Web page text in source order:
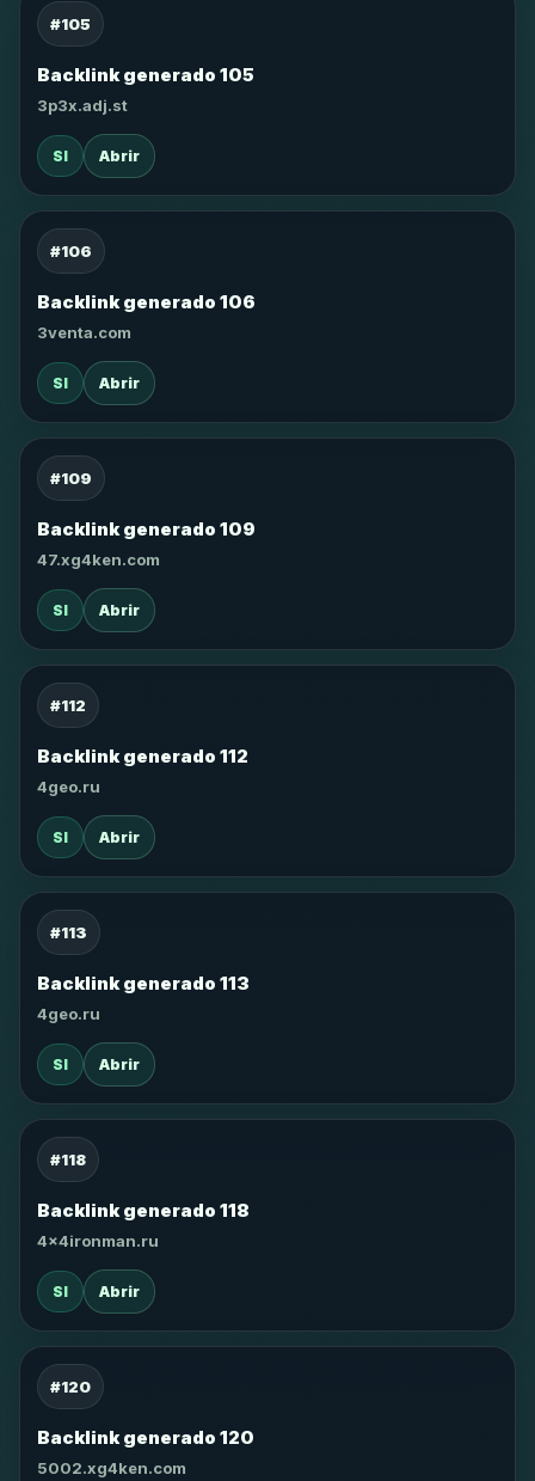
#105
Backlink generado 105
3p3x.adj.st
SI Abrir
#106
Backlink generado 106
3venta.com
SI Abrir
#109
Backlink generado 109
47.xg4ken.com
SI Abrir
#112
Backlink generado 112
4geo.ru
SI Abrir
#113
Backlink generado 113
4geo.ru
SI Abrir
#118
Backlink generado 118
4x4ironman.ru
SI Abrir
#120
Backlink generado 120
5002.xg4ken.com